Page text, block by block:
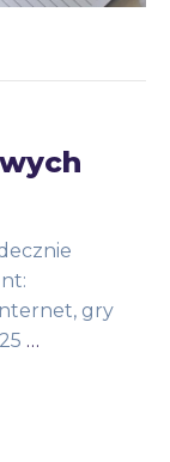
gry
…